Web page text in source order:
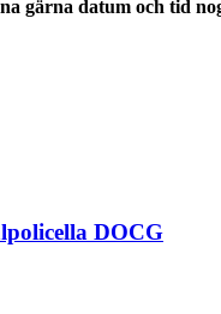
gärna datum och tid
DOCG